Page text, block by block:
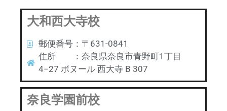
大和西大寺校
郵便番号：〒631-0841
住所 ：奈良県奈良市青野町1丁目
4−27 ボヌール 西大寺 B 307
奈良学園前校